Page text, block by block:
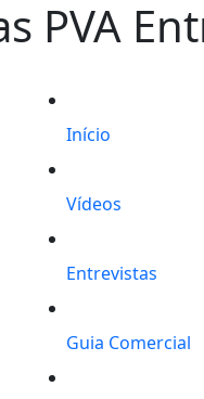
PVA
Início
Vídeos
Entrevistas
Guia Comercial